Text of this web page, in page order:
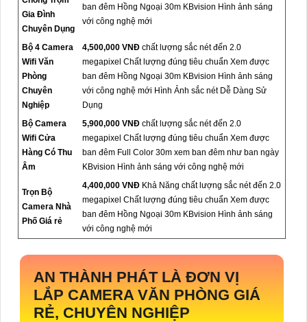
Gia Đình
Chuyên Dụng
ban đêm Hồng Ngoại 30m KBvision Hình ảnh sáng
với công nghệ mới
Bộ 4 Camera
Wifi Văn
Phòng
Chuyên
Nghiệp
4,500,000 VNĐ chất lượng sắc nét đến 2.0
megapixel Chất lượng đúng tiêu chuẩn Xem được
ban đêm Hồng Ngoại 30m KBvision Hình ảnh sáng
với công nghệ mới Hình Ảnh sắc nét Dễ Dàng Sử
Dụng
Bộ Camera
Wifi Cửa
Hàng Có Thu
Âm
5,900,000 VNĐ chất lượng sắc nét đến 2.0
megapixel Chất lượng đúng tiêu chuẩn Xem được
ban đêm Full Color 30m xem ban đêm như ban ngày
KBvision Hình ảnh sáng với công nghệ mới
Trọn Bộ
Camera Nhà
Phố Giá rẻ
4,400,000 VNĐ Khả Năng chất lượng sắc nét đến 2.0
megapixel Chất lượng đúng tiêu chuẩn Xem được
ban đêm Hồng Ngoại 30m KBvision Hình ảnh sáng
với công nghệ mới
AN THÀNH PHÁT LÀ ĐƠN VỊ
LẮP CAMERA VĂN PHÒNG GIÁ
RẺ, CHUYÊN NGHIỆP